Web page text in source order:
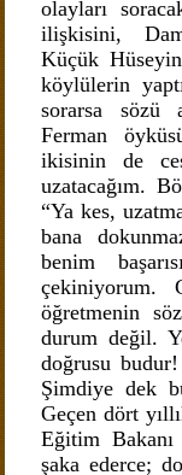
olayları
ilişkisini,
Küçük
köylülerin
sorarsa sözü
Ferman
ikisinin de
uzatacağım.
“Ya kes,
bana
benim
çekiniyorum.
öğretmenin
durum değil.
doğrusu
Şimdiye dek
Geçen dört
Eğitim
şaka ederce;